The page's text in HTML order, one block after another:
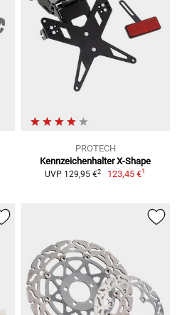
PROTECH
Kennzeichenhalter X-Shape
UVP 129,95 €2 123,45 €1